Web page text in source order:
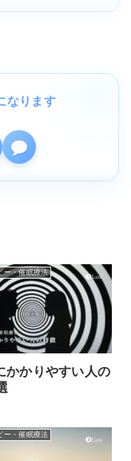
なります
ー・催眠療法
かかりやすい人の
ー・催眠療法